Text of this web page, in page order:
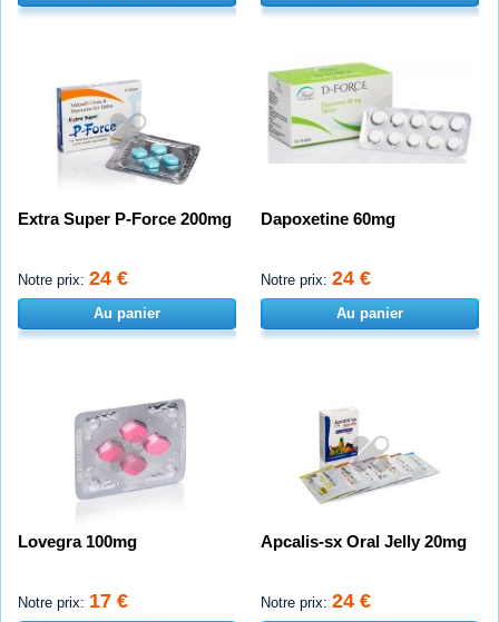
Extra Super P-Force 200mg
Notre prix: 24 €
Au panier
Dapoxetine 60mg
Notre prix: 24 €
Au panier
Lovegra 100mg
Notre prix: 17 €
Apcalis-sx Oral Jelly 20mg
Notre prix: 24 €